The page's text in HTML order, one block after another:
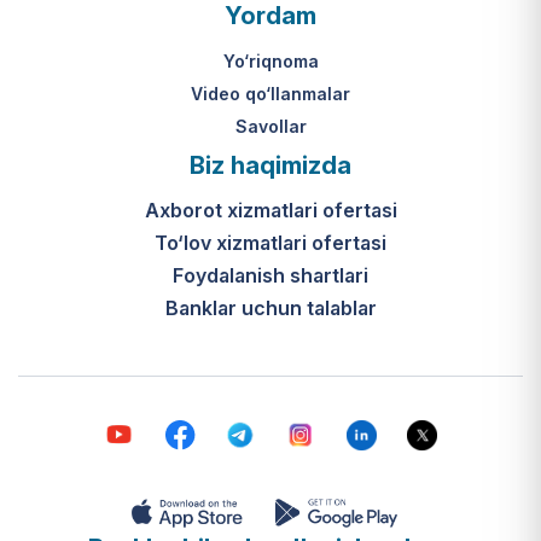
O‘zbekiston Respublikasi Vazirlar
316-son qarori hamda Prezidentning
PQ-410-son qarori.
Ijtimoiy qo‘llab-quvvatlash
markazlari (IQQM) o‘zi nima?
Bular ilgarigi “Saxovat” keksalar va
nogironligi bo‘lgan shaxslar uchun
internat uylari hamda Urush va
mehnat faxriylari pansionatining
Yordam
Yo‘riqnoma
Video qo‘llanmalar
Savollar
Biz haqimizda
Axborot xizmatlari ofertasi
To‘lov xizmatlari ofertasi
Foydalanish shartlari
Banklar uchun talablar